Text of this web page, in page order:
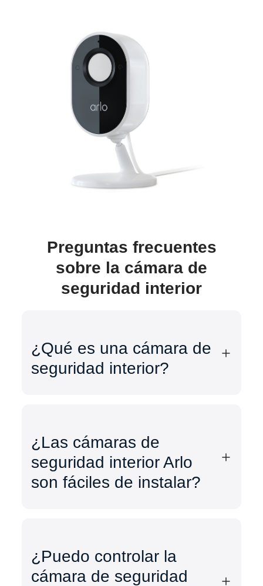
Preguntas frecuentes
sobre la cámara de
seguridad interior
¿Qué es una cámara de
seguridad interior?
¿Las cámaras de
seguridad interior Arlo
son fáciles de instalar?
¿Puedo controlar la
cámara de seguridad